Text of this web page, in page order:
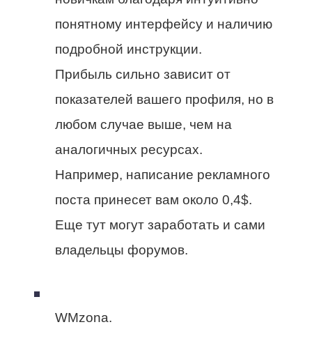
понятному интерфейсу и наличию
подробной инструкции.
Прибыль сильно зависит от
показателей вашего профиля, но в
любом случае выше, чем на
аналогичных ресурсах.
Например, написание рекламного
поста принесет вам около 0,4$.
Еще тут могут заработать и сами
владельцы форумов.
WMzona.